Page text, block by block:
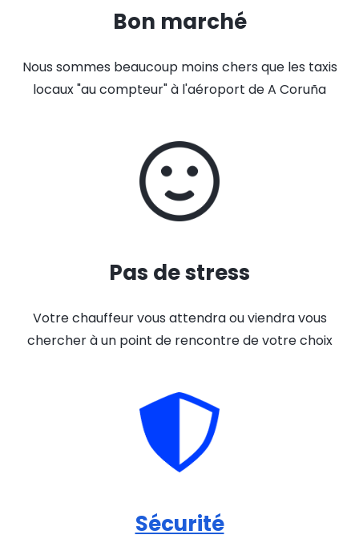
Bon marché
Nous sommes beaucoup moins chers que les taxis
locaux "au compteur" à l'aéroport de A Coruña
Pas de stress
Votre chauffeur vous attendra ou viendra vous
chercher à un point de rencontre de votre choix
Sécurité